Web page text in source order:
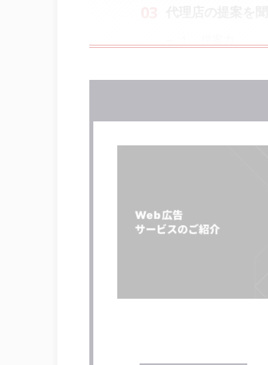
代理店の提案を
３．伴走力
キーワード戦略
クリック単価は
リスティング広
リスティング広
まとめ：候補が